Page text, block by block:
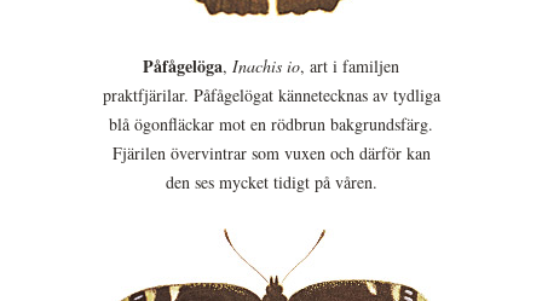
Påfågelöga, Inachis io, art i familjen
praktfjärilar. Påfågelögat kännetecknas av tydliga
blå ögonfläckar mot en rödbrun bakgrundsfärg.
Fjärilen övervintrar som vuxen och därför kan
den ses mycket tidigt på våren.